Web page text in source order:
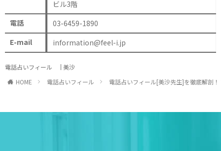
ビル3階
電話
03-6459-1890
E-mail
information@feel-i.jp
電話占いフィール
美沙
HOME
電話占いフィール 電話占いフィール[美沙先生]を徹底解剖